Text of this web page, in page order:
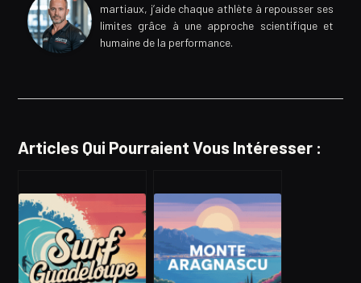
martiaux, j’aide chaque athlète à repousser ses
limites grâce à une approche scientifique et
humaine de la performance.
Articles Qui Pourraient Vous Intéresser :